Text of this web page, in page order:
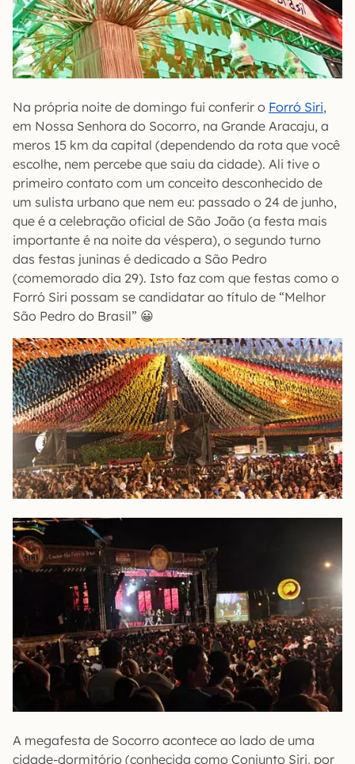
Na própria noite de domingo fui conferir o Forró Siri,
em Nossa Senhora do Socorro, na Grande Aracaju, a
meros 15 km da capital (dependendo da rota que você
escolhe, nem percebe que saiu da cidade). Ali tive o
primeiro contato com um conceito desconhecido de
um sulista urbano que nem eu: passado o 24 de junho,
que é a celebração oficial de São João (a festa mais
importante é na noite da véspera), o segundo turno
das festas juninas é dedicado a São Pedro
(comemorado dia 29). Isto faz com que festas como o
Forró Siri possam se candidatar ao título de “Melhor
São Pedro do Brasil” 😀
A megafesta de Socorro acontece ao lado de uma
cidade-dormitório (conhecida como Conjunto Siri, por